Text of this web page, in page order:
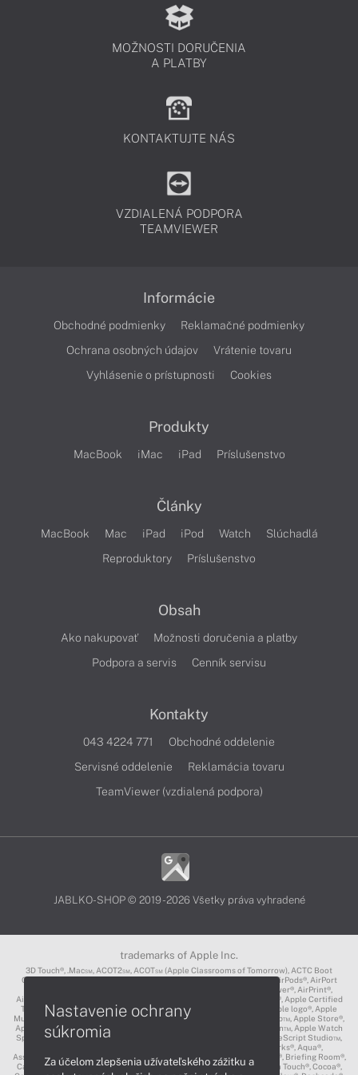
MOŽNOSTI DORUČENIA
A PLATBY
KONTAKTUJTE NÁS
VZDIALENÁ PODPORA
TEAMVIEWER
Informácie
Obchodné podmienky
Reklamačné podmienky
Ochrana osobných údajov
Vrátenie tovaru
Vyhlásenie o prístupnosti
Cookies
Produkty
MacBook iMac iPad Príslušenstvo
Články
MacBook Mac iPad iPod Watch
Slúchadlá
Reproduktory
Príslušenstvo
Obsah
Ako nakupovať
Možnosti doručenia a platby
Podpora a servis
Cenník servisu
Kontakty
043 4224 771
Obchodné oddelenie
Servisné oddelenie
Reklamácia tovaru
TeamViewer (vzdialená podpora)
JABLKO-SHOP © 2019 - 2026 Všetky práva vyhradené
trademarks of Apple Inc.
3D Touch®, .Mac℠, ACOT2℠, ACOT℠ (Apple Classrooms of Tomorrow), ACTC Boot
Camp℠, AirDrop®, AirMac®, AirPlay Logo™, AirPlay®, AirPods Pro™, AirPods®, AirPort
Express®, AirPort Extreme®, AirPort Time Capsule®, AirPort®, AirPower®, AirPrint®,
AirTunes™, Animoji®, Aperture®, App Nap®, App Store®, Apple CarPlay®, Apple Certified
Trainer℠, Apple Cinema Display®, Apple Consultants Network℠, Apple logo®, Apple
Music®, Apple News®, Apple Pay®, Apple Pencil®, Apple Remote Desktop™, Apple Store®,
Apple Studio Display™, Apple TV®, Apple Wallet™, Apple Watch Edition™, Apple Watch
Sport™, Apple Watch®, Apple®, Apple®, AppleCare®, AppleLink™, AppleScript Studio™,
AppleScript®, AppleShare®, AppleTalk®, AppleVision™, AppleWorks®, Aqua®,
AssistiveTouch®, Back to My Mac®, Bonjour logo®, Bonjour®, Boot Camp®, Briefing Room®,
Carbon®, CareKit®, CarPlay®, Cinema Tools™, Claris®, CloudKit®, Cocoa Touch®, Cocoa®,
Nastavenie ochrany
súkromia
Za účelom zlepšenia užívateľského zážitku a